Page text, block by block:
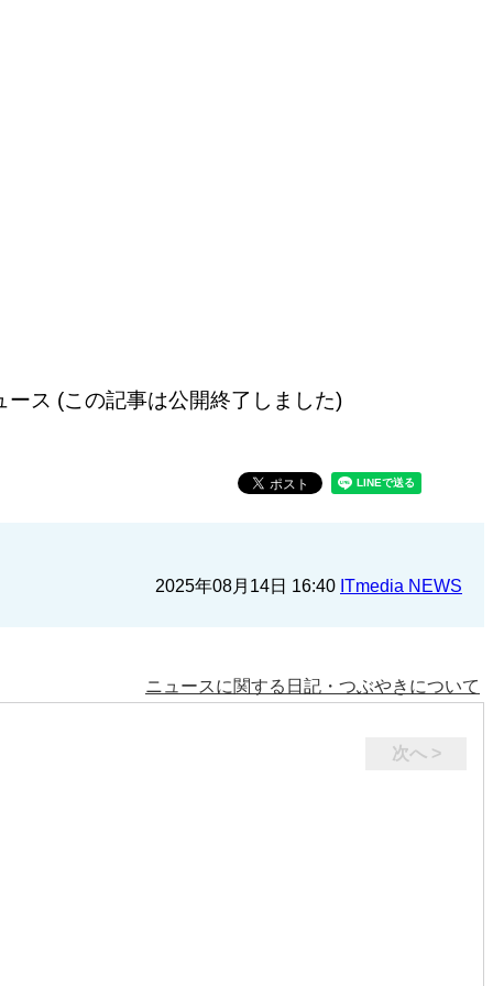
ス (この記事は公開終了しました)
2025年08月14日 16:40 ITmedia NEWS
ニュースに関する日記・つぶやきについて
次へ >